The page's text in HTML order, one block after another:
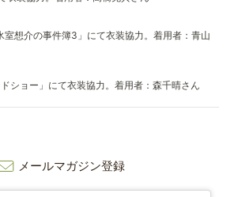
室想介の事件簿3」にて衣装協力。着用者：青山
ショー」にて衣装協力。着用者：森千晴さん
メールマガジン登録